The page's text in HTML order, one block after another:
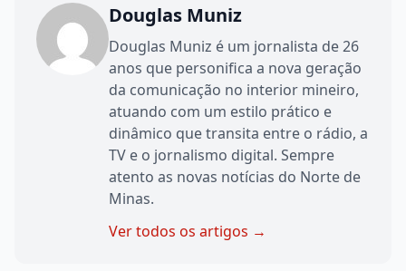
Douglas Muniz
Douglas Muniz é um jornalista de 26
anos que personifica a nova geração
da comunicação no interior mineiro,
atuando com um estilo prático e
dinâmico que transita entre o rádio, a
TV e o jornalismo digital. Sempre
atento as novas notícias do Norte de
Minas.
Ver todos os artigos →